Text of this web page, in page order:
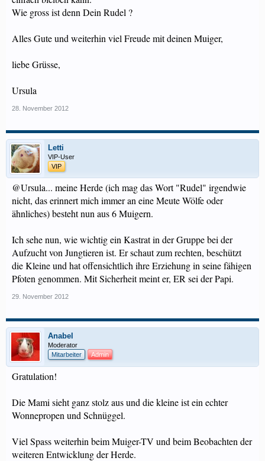
Wie gross ist denn Dein Rudel ?
Alles Gute und weiterhin viel Freude mit deinen Muiger,
liebe Grüsse,
Ursula
28. November 2012
Letti
VIP-User
VIP
@Ursula... meine Herde (ich mag das Wort "Rudel" irgendwie
nicht, das erinnert mich immer an eine Meute Wölfe oder
ähnliches) besteht nun aus 6 Muigern.
Ich sehe nun, wie wichtig ein Kastrat in der Gruppe bei der
Aufzucht von Jungtieren ist. Er schaut zum rechten, beschützt
die Kleine und hat offensichtlich ihre Erziehung in seine fähigen
Pfoten genommen. Mit Sicherheit meint er, ER sei der Papi.
29. November 2012
Anabel
Moderator
Mitarbeiter
Admin
Gratulation!
Die Mami sieht ganz stolz aus und die kleine ist ein echter
Wonnepropen und Schnüggel.
Viel Spass weiterhin beim Muiger-TV und beim Beobachten der
weiteren Entwicklung der Herde.